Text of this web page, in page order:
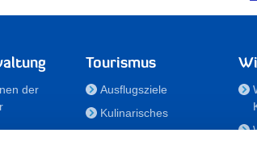
der
Tourismus
Ausflugsziele
Kulinarisches